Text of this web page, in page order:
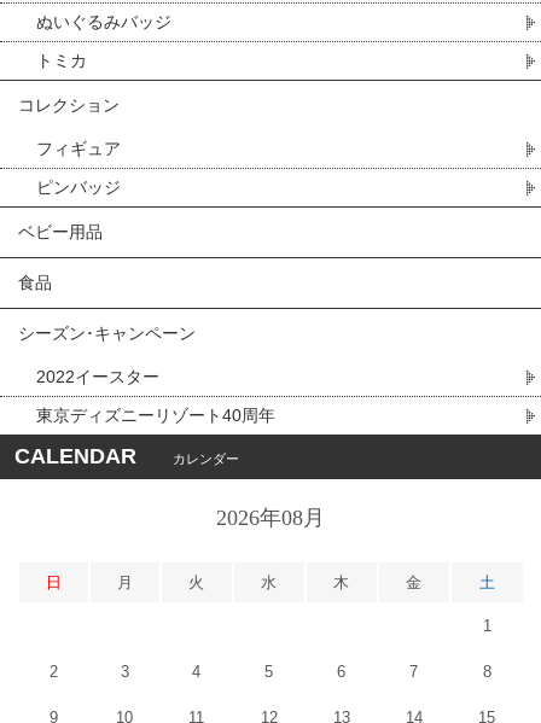
ぬいぐるみバッジ
トミカ
コレクション
フィギュア
ピンバッジ
ベビー用品
食品
シーズン･キャンペーン
2022イースター
東京ディズニーリゾート40周年
CALENDAR カレンダー
2026年08月
日 月 火 水 木 金 土
1
2 3 4 5 6 7 8
9 10 11 12 13 14 15